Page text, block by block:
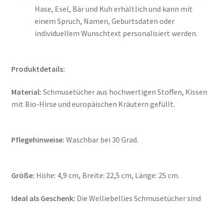
Hase, Esel, Bär und Kuh erhältlich und kann mit
einem Spruch, Namen, Geburtsdaten oder
individuellem Wunschtext personalisiert werden.
Produktdetails:
Material: Schmusetücher aus hochwertigen Stoffen, Kissen
mit Bio-Hirse und europäischen Kräutern gefüllt.
Pflegehinweise: Waschbar bei 30 Grad.
Größe: Höhe: 4,9 cm, Breite: 22,5 cm, Länge: 25 cm.
Ideal als Geschenk: Die Welliebellies Schmusetücher sind